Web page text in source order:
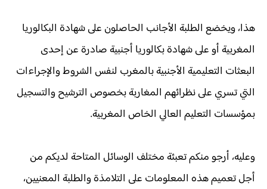
هذا، ويخضع الطلبة الأجانب الحاصلون على شهادة البكالوريا
المغربية أو على شهادة بكالوريا أجنبية صادرة عن إحدى
البعثات التعليمية الأجنبية بالمغرب لنفس الشروط والإجراءات
التي تسري على نظرائهم المغاربة بخصوص الترشيح والتسجيل
بمؤسسات التعليم العالي الخاص المغربية.
وعليه، أرجو منكم تعبئة مختلف الوسائل المتاحة لديكم من
أجل تعميم هذه المعلومات على التلامذة والطلبة المعنيين،